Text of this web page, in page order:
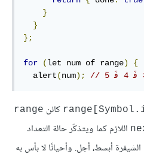
}
}
};
for (let num of range)
{
  alert
(num);
كائن range
اللازم كما ويتذكّر حالة التعداد
أبسط، أجل. وأحيانًا لا بأس به